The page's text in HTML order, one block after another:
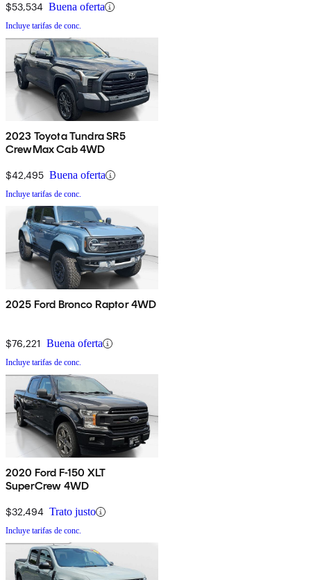
$53,534 Buena oferta
Incluye tarifas de conc.
2023 Toyota Tundra SR5
CrewMax Cab 4WD
$42,495 Buena oferta
Incluye tarifas de conc.
2025 Ford Bronco Raptor 4WD
$76,221 Buena oferta
Incluye tarifas de conc.
2020 Ford F-150 XLT
SuperCrew 4WD
$32,494 Trato justo
Incluye tarifas de conc.